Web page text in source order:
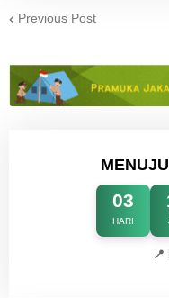
Previous Post
03
HARI
📍